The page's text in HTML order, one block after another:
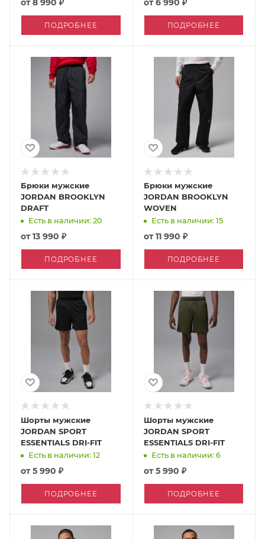
ПОДРОБНЕЕ ПОДРОБНЕЕ
Брюки мужские
JORDAN BROOKLYN
DRAFT
Есть в наличии: 20
от13 990 ₽
ПОДРОБНЕЕ
Брюки мужские
JORDAN BROOKLYN
WOVEN
Есть в наличии: 15
от11 990 ₽
ПОДРОБНЕЕ
Шорты мужские
JORDAN SPORT
ESSENTIALS DRI-FIT
Есть в наличии: 12
от5 990 ₽
ПОДРОБНЕЕ
Шорты мужские
JORDAN SPORT
ESSENTIALS DRI-FIT
Есть в наличии: 6
от5 990 ₽
ПОДРОБНЕЕ